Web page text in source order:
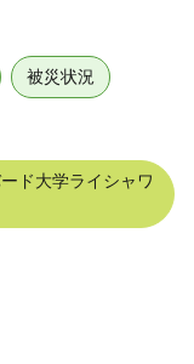
被災状況
ド大学ライシャワ